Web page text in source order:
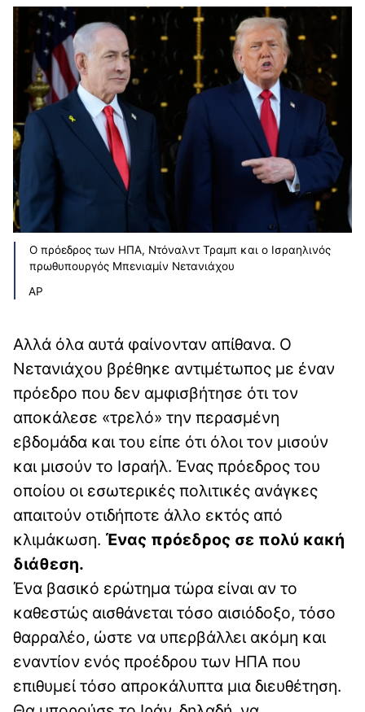
O πρόεδρος των ΗΠΑ, Ντόναλντ Τραμπ και ο Ισραηλινός
πρωθυπουργός Μπενιαμίν Νετανιάχου
AP
Αλλά όλα αυτά φαίνονταν απίθανα. Ο
Νετανιάχου βρέθηκε αντιμέτωπος με έναν
πρόεδρο που δεν αμφισβήτησε ότι τον
αποκάλεσε «τρελό» την περασμένη
εβδομάδα και του είπε ότι όλοι τον μισούν
και μισούν το Ισραήλ. Ένας πρόεδρος του
οποίου οι εσωτερικές πολιτικές ανάγκες
απαιτούν οτιδήποτε άλλο εκτός από
κλιμάκωση. Ένας πρόεδρος σε πολύ κακή
διάθεση.
Ένα βασικό ερώτημα τώρα είναι αν το
καθεστώς αισθάνεται τόσο αισιόδοξο, τόσο
θαρραλέο, ώστε να υπερβάλλει ακόμη και
εναντίον ενός προέδρου των ΗΠΑ που
επιθυμεί τόσο απροκάλυπτα μια διευθέτηση.